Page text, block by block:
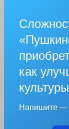
как
Напишите —